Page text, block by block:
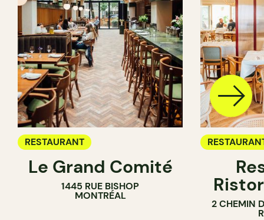
RESTAURANT
Le Grand Comité
1445 RUE BISHOP
MONTRÉAL
2 CHEMIN